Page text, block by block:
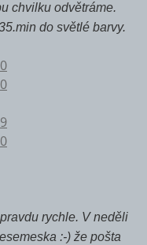
chvilku odvětráme.
do světlé barvy.
rychle. V neděli
:-) že pošta